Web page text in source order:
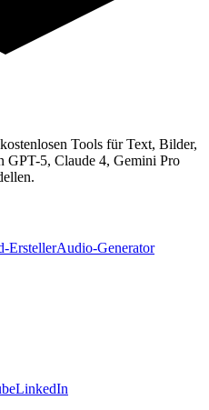
Tools für Text, Bilder,
GPT-5, Claude 4, Gemini Pro
ErstellerAudio-Generator
LinkedIn